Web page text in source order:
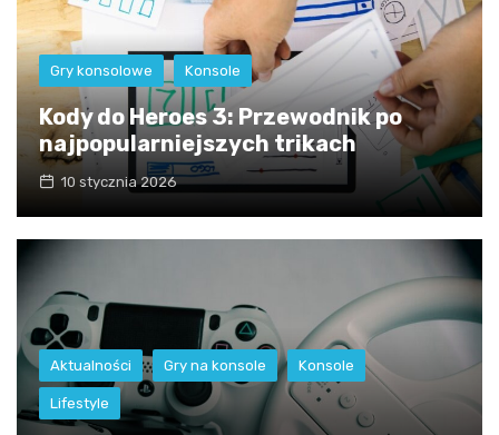
Gry konsolowe Konsole
Kody do Heroes 3: Przewodnik po
najpopularniejszych trikach
10 stycznia 2026
Aktualności Gry na konsole Konsole
Lifestyle